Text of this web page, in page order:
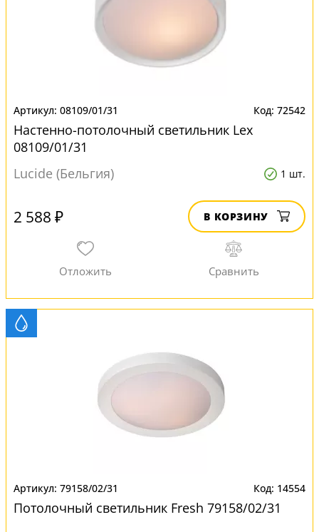
08109/01/31 72542
Настенно-потолочный светильник Lex
08109/01/31
Lucide (Бельгия)
1 шт.
2 588 ₽ В КОРЗИНУ
79158/02/31 14554
Потолочный светильник Fresh 79158/02/31